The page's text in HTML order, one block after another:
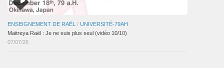
ENSEIGNEMENT DE RAËL / UNIVERSITÉ-79AH
Maitreya Raël : Je ne suis plus seul (vidéo 10/10)
07/07/26